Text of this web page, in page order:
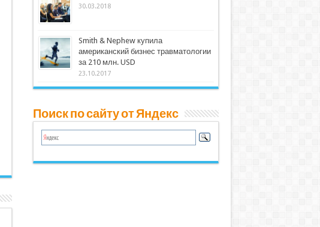
30.03.2018
Smith & Nephew купила
американский бизнес травматологии
за 210 млн. USD
23.10.2017
Поиск по сайту от Яндекс